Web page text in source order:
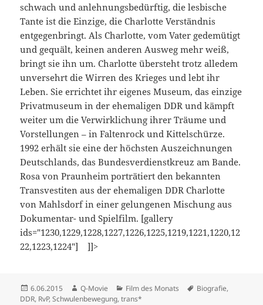
schwach und anlehnungsbedürftig, die lesbische
Tante ist die Einzige, die Charlotte Verständnis
entgegenbringt. Als Charlotte, vom Vater gedemütigt
und gequält, keinen anderen Ausweg mehr weiß,
bringt sie ihn um. Charlotte übersteht trotz alledem
unversehrt die Wirren des Krieges und lebt ihr
Leben. Sie errichtet ihr eigenes Museum, das einzige
Privatmuseum in der ehemaligen DDR und kämpft
weiter um die Verwirklichung ihrer Träume und
Vorstellungen – in Faltenrock und Kittelschürze.
1992 erhält sie eine der höchsten Auszeichnungen
Deutschlands, das Bundesverdienstkreuz am Bande.
Rosa von Praunheim porträtiert den bekannten
Transvestiten aus der ehemaligen DDR Charlotte
von Mahlsdorf in einer gelungenen Mischung aus
Dokumentar- und Spielfilm. [gallery
ids="1230,1229,1228,1227,1226,1225,1219,1221,1220,12
22,1223,1224"] ]]>
Veröffentlicht
am
6.06.2015 Autor
Q-Movie Kategorien
Film des Monats Schlagwörter
Biografie,
DDR, RvP,Schwulenbewegung,trans*